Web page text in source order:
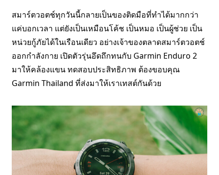
สมาร์ตวอตช์ทุกวันนี้กลายเป็นของติดมือที่ทำได้มากกว่า
แค่บอกเวลา แต่ยังเป็นเหมือนโค้ช เป็นหมอ เป็นผู้ช่วย เป็น
หน่วยกู้ภัยได้ในเรือนเดียว อย่างเจ้าของตลาดสมาร์ตวอตช์
ออกกำลังกาย เปิดตัวรุ่นอึดถึกทนกับ Garmin Enduro 2
มาให้คล้องแขน ทดสอบประสิทธิภาพ ต้องขอบคุณ
Garmin Thailand ที่ส่งมาให้เราเทสต์กันด้วย